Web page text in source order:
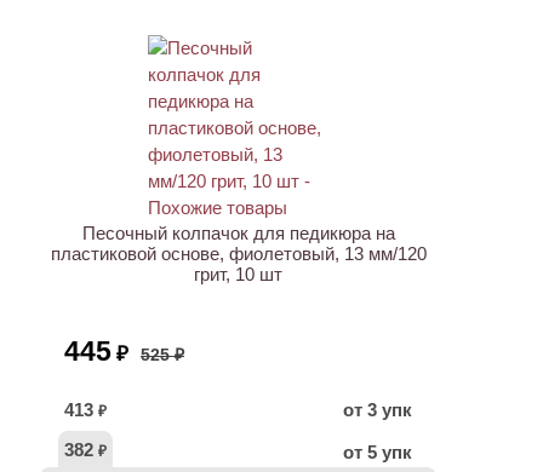
Песочный колпачок для педикюра на
пластиковой основе, фиолетовый, 13 мм/120
грит, 10 шт
445 ₽ 525 ₽
413 ₽
от 3 упк
382 ₽ от 5 упк